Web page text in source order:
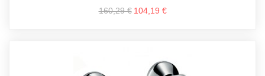
160,29 € 104,19 €